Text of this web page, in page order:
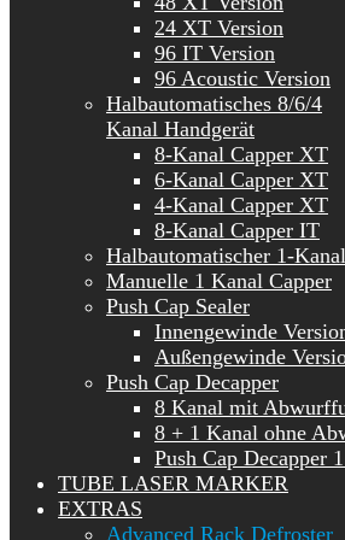
24 XT Version
96 IT Version
96 Acoustic Version
Halbautomatisches 8/6/4
Kanal Handgerät
8-Kanal Capper XT
6-Kanal Capper XT
4-Kanal Capper XT
8-Kanal Capper IT
Halbautomatischer 1-
Manuelle 1 Kanal Capper
Push Cap Sealer
Innengewinde
Außengewinde
Push Cap Decapper
8 Kanal mit
8 + 1 Kanal ohne
Push Cap Decapper
TUBE LASER MARKER
EXTRAS
Advanced Rack Defroster